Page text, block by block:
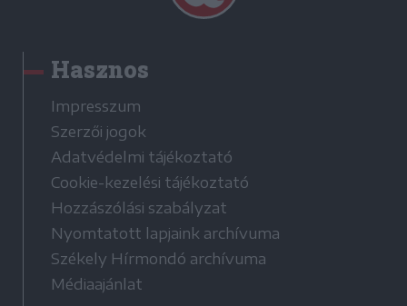
Hasznos
Impresszum
Szerzői jogok
Adatvédelmi tájékoztató
Cookie-kezelési tájékoztató
Hozzászólási szabályzat
Nyomtatott lapjaink archívuma
Székely Hírmondó archívuma
Médiaajánlat